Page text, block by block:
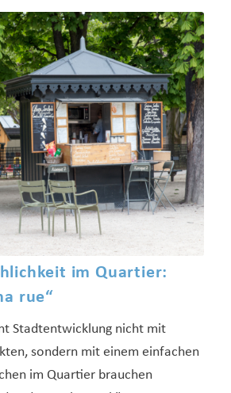
im Quartier:
rue“
Stadtentwicklung nicht mit
sondern mit einem einfachen
im Quartier brauchen